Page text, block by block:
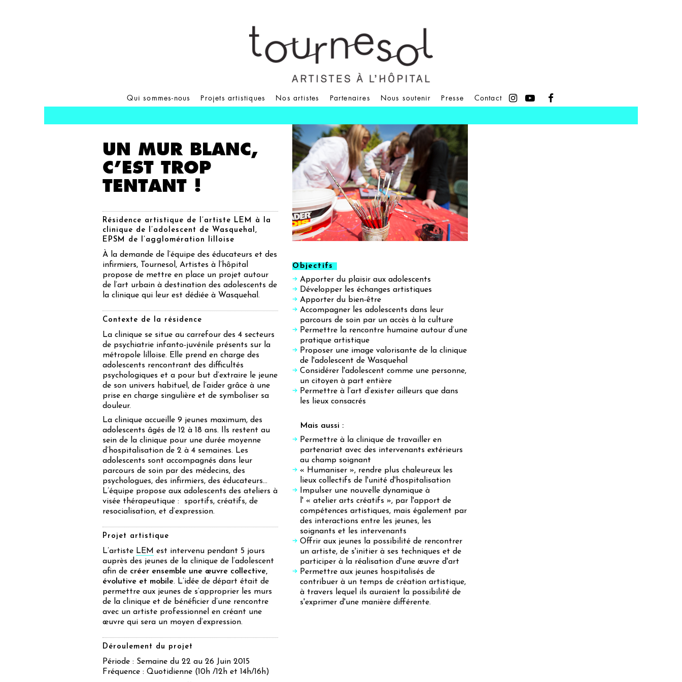
Qui sommes-nous Projets artistiques Nos artistes Partenaires Nous soutenir Presse Contact
UN MUR BLANC,
C’EST TROP
TENTANT !
Résidence artistique de l’artiste LEM à la
clinique de l’adolescent de Wasquehal,
EPSM de l’agglomération lilloise
À la demande de l’équipe des éducateurs et des
infirmiers, Tournesol, Artistes à l’hôpital
propose de mettre en place un projet autour
de l’art urbain à destination des adolescents de
la clinique qui leur est dédiée à Wasquehal.
Contexte de la résidence
La clinique se situe au carrefour des 4 secteurs
de psychiatrie infanto-juvénile présents sur la
métropole lilloise. Elle prend en charge des
adolescents rencontrant des difficultés
psychologiques et a pour but d’extraire le jeune
de son univers habituel, de l’aider grâce à une
prise en charge singulière et de symboliser sa
douleur.
La clinique accueille 9 jeunes maximum, des
adolescents âgés de 12 à 18 ans. Ils restent au
sein de la clinique pour une durée moyenne
d’hospitalisation de 2 à 4 semaines. Les
adolescents sont accompagnés dans leur
parcours de soin par des médecins, des
psychologues, des infirmiers, des éducateurs…
L’équipe propose aux adolescents des ateliers à
visée thérapeutique : sportifs, créatifs, de
resocialisation, et d’expression.
Projet artistique
L’artiste LEM est intervenu pendant 5 jours
auprès des jeunes de la clinique de l’adolescent
afin de créer ensemble une œuvre collective,
évolutive et mobile. L’idée de départ était de
permettre aux jeunes de s’approprier les murs
de la clinique et de bénéficier d’une rencontre
avec un artiste professionnel en créant une
œuvre qui sera un moyen d’expression.
Déroulement du projet
Période : Semaine du 22 au 26 Juin 2015
Fréquence : Quotidienne (10h /12h et 14h/16h)
Objectifs
Apporter du plaisir aux adolescents
Développer les échanges artistiques
Apporter du bien-être
Accompagner les adolescents dans leur
parcours de soin par un accès à la culture
Permettre la rencontre humaine autour d’une
pratique artistique
Proposer une image valorisante de la clinique
de l'adolescent de Wasquehal
Considérer l'adolescent comme une personne,
un citoyen à part entière
Permettre à l’art d’exister ailleurs que dans
les lieux consacrés
Mais aussi :
Permettre à la clinique de travailler en
partenariat avec des intervenants extérieurs
au champ soignant
« Humaniser », rendre plus chaleureux les
lieux collectifs de l'unité d'hospitalisation
Impulser une nouvelle dynamique à
l' « atelier arts créatifs », par l'apport de
compétences artistiques, mais également par
des interactions entre les jeunes, les
soignants et les intervenants
Offrir aux jeunes la possibilité de rencontrer
un artiste, de s'initier à ses techniques et de
participer à la réalisation d'une œuvre d'art
Permettre aux jeunes hospitalisés de
contribuer à un temps de création artistique,
à travers lequel ils auraient la possibilité de
s'exprimer d'une manière différente.